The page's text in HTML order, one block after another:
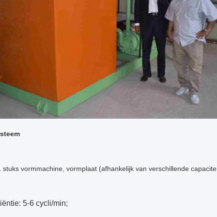
stuks vormmachine, vormplaat (afhankelijk van verschillende
5-6 cycli/min;